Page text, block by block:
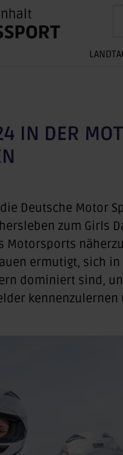
IN DER
Deutsche Motor
zum Girls
Motorsports
ermutigt, sich
dominiert sind,